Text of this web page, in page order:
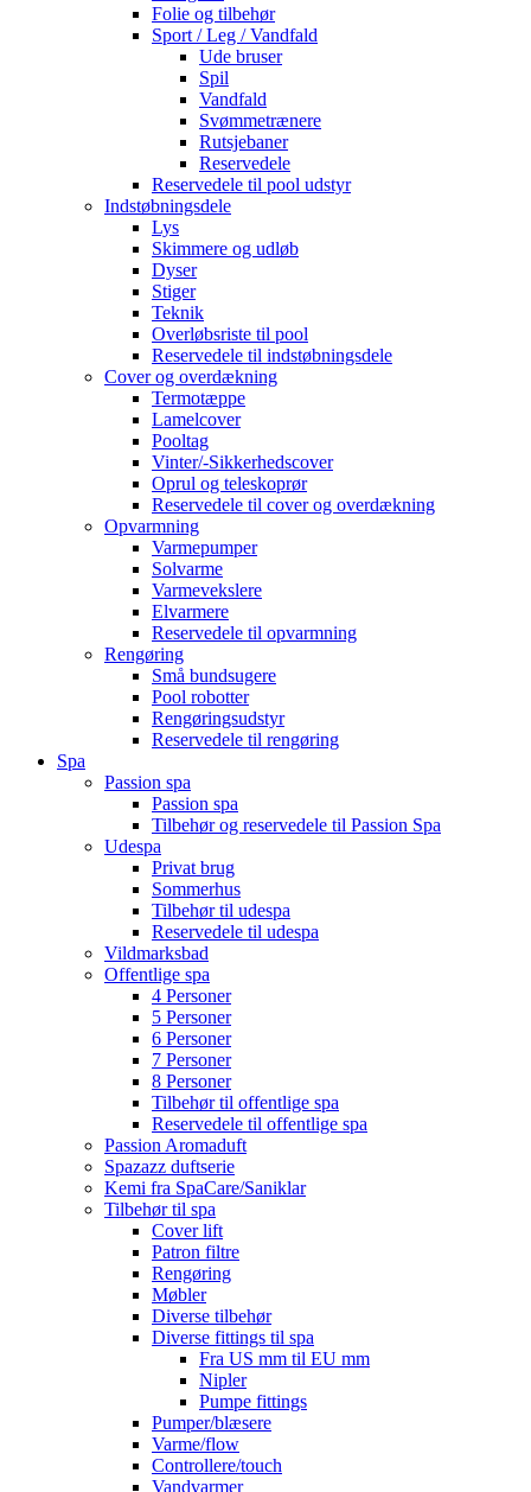
Folie og tilbehør
Sport / Leg / Vandfald
Ude bruser
Spil
Vandfald
Svømmetrænere
Rutsjebaner
Reservedele
Reservedele til pool udstyr
Indstøbningsdele
Lys
Skimmere og udløb
Dyser
Stiger
Teknik
Overløbsriste til pool
Reservedele til indstøbningsdele
Cover og overdækning
Termotæppe
Lamelcover
Pooltag
Vinter/-Sikkerhedscover
Oprul og teleskoprør
Reservedele til cover og overdækning
Opvarmning
Varmepumper
Solvarme
Varmevekslere
Elvarmere
Reservedele til opvarmning
Rengøring
Små bundsugere
Pool robotter
Rengøringsudstyr
Reservedele til rengøring
Spa
Passion spa
Passion spa
Tilbehør og reservedele til Passion Spa
Udespa
Privat brug
Sommerhus
Tilbehør til udespa
Reservedele til udespa
Vildmarksbad
Offentlige spa
4 Personer
5 Personer
6 Personer
7 Personer
8 Personer
Tilbehør til offentlige spa
Reservedele til offentlige spa
Passion Aromaduft
Spazazz duftserie
Kemi fra SpaCare/Saniklar
Tilbehør til spa
Cover lift
Patron filtre
Rengøring
Møbler
Diverse tilbehør
Diverse fittings til spa
Fra US mm til EU mm
Nipler
Pumpe fittings
Pumper/blæsere
Varme/flow
Controllere/touch
Vandvarmer